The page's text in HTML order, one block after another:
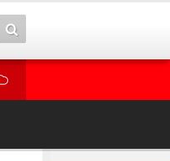
Regatta için geri